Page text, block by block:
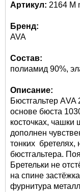
Артикул: 2164 M
Бренд:
AVA
Состав:
полиамид 90%,
Описание:
Бюстгальтер
основе бюста
косточках,
дополнен
тонких
бюстгальтера.
Бретельки не
на спине
фурнитура